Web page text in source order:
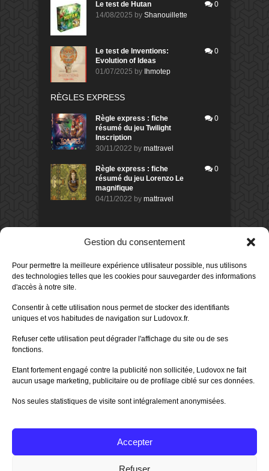
Gestion du consentement
Pour permettre la meilleure expérience utilisateur possible, nus utilisons
des technologies telles que les cookies pour sauvegarder des informations
d'accès à notre site.
Consentir à cette utilisation nous permet de stocker des identifiants
uniques et vos habitudes de navigation sur Ludovox.fr.
Refuser cette utilisation peut dégrader l'affichage du site ou de ses
fonctions.
Etant fortement engagé contre la publicité non sollicitée, Ludovox ne fait
aucun usage marketing, publicitaire ou de profilage ciblé sur ces données.
Nos seules statistiques de visite sont intégralement anonymisées.
Accepter
Refuser
Le test de Hutan
14/08/2025 by Shanouillette
0
Le test de Inventions:
Evolution of Ideas
01/07/2025 by Ihmotep
0
RÈGLES EXPRESS
Règle express : fiche
résumé du jeu Twilight
Inscription
30/11/2022 by mattravel
0
Règle express : fiche
résumé du jeu Lorenzo Le
magnifique
04/11/2022 by mattravel
0
DERNIERS AVIS DES MEMBRES
Avis de morlockbob
Sur le jeu Collect!
il y a 5 heures
Avis demorlockbob
Sur le jeu Detective Box - Ciao
Publié leil y a 1 jour
80%
Sur le jeu Detective Box - Ciao
Bella